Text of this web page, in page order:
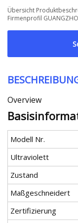
Übersicht
Firmenprofil
Overview
Modell Nr.
Ultraviolett
Zustand
Maßgeschneidert
Zertifizierung